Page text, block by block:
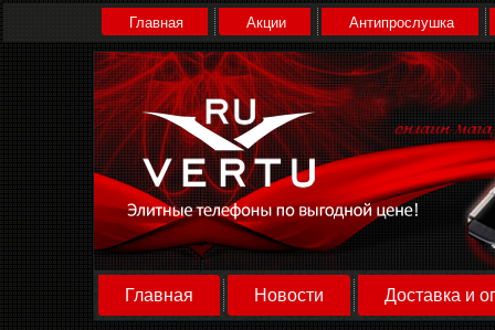
Главная Акции Антипрослушка
Главная Новости Доставка и